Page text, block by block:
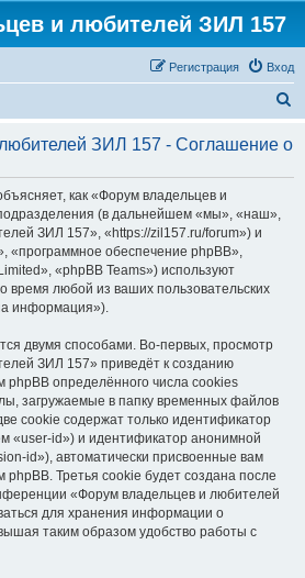
и любителей ЗИЛ 157
Вход
Регистрация
с
ЗИЛ 157 - Соглашение о
как «Форум владельцев и
(в дальнейшем «мы», «наш»,
ЗИЛ 157», «https://zil157.ru/forum») и
«программное обеспечение phpBB»,
«phpBB Teams») используют
любой из ваших пользовательских
информация»).
двумя способами. Во-первых, просмотр
ЗИЛ 157» приведёт к созданию
определённого числа cookies
загружаемые в папку временных файлов
cookie содержат только идентификатор
«user-id») и идентификатор анонимной
id»), автоматически присвоенные вам
Третья cookie будет создана после
«Форум владельцев и любителей
для хранения информации о
таким образом удобство работы с